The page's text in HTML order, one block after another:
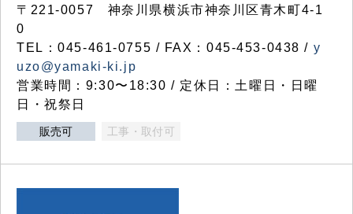
〒221-0057 神奈川県横浜市神奈川区青木町4-1
0
TEL：045-461-0755 / FAX：045-453-0438 / y
uzo@yamaki-ki.jp
営業時間：9:30〜18:30 / 定休日：土曜日・日曜
日・祝祭日
販売可 工事・取付可